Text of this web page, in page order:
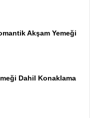
Akşam Yemeği
Dahil Konaklama